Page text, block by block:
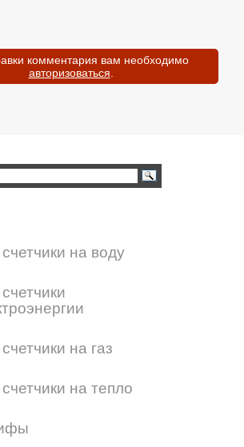
комментария вам необходимо
авторизоваться
на воду
на газ
на тепло